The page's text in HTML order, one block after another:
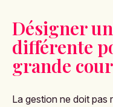
Désigner
différente
grande
La gestion ne doit pas